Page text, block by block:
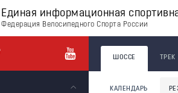
Единая информационная
Федерация Велосипедного Спорта России
ШОССЕ ТРЕК
КАЛЕНДАРЬ